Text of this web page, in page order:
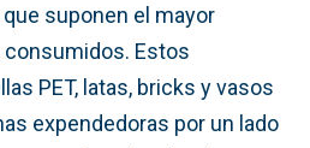
suponen el mayor
Estos
PET, latas, bricks y vasos
expendedoras por un lado